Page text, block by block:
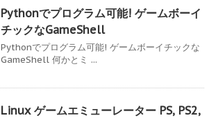
Pythonでプログラム可能! ゲームボーイ
チックなGameShell
Pythonでプログラム可能! ゲームボーイチックな
GameShell 何かとミ ...
Linux ゲームエミューレーター PS, PS2,